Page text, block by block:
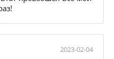
2023-02-04